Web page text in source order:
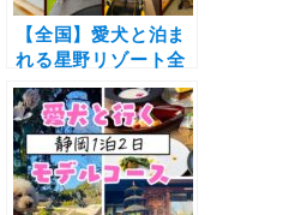
【全国】愛犬と泊ま
れる星野リゾート全
42施設大特集！実際
のお泊まり写真レポ
や口コミも | 大切な
ペットと特別な旅行
を楽しもう♪